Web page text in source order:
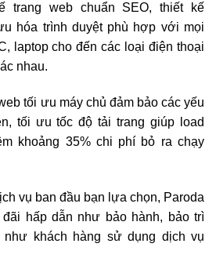
trang web chuẩn SEO, thiết kế
hóa trình duyệt phù hợp với mọi
laptop cho đến các loại điện thoại
nhau.
tối ưu máy chủ đảm bảo các yếu
tối ưu tốc độ tải trang giúp load
khoảng 35% chi phí bỏ ra chạy
vụ ban đầu bạn lựa chọn, Paroda
hấp dẫn như bảo hành, bảo trì
khách hàng sử dụng dịch vụ